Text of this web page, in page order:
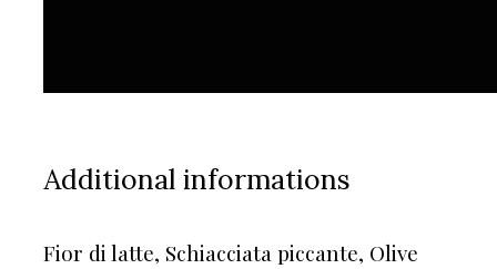
Additional informations
Fior di latte, Schiacciata piccante, Olive